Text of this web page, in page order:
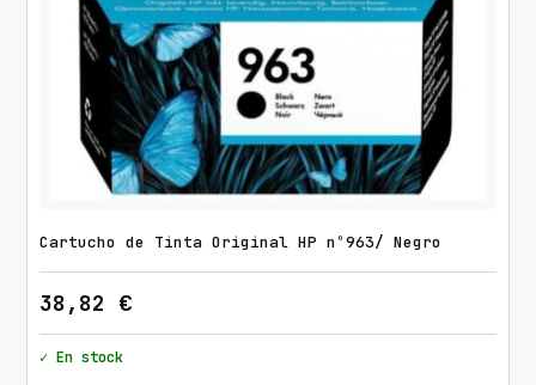
Cartucho de Tinta Original HP nº963/ Negro
38,82 €
✓ En stock